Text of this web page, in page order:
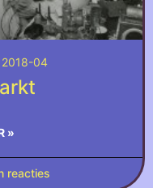
2018-04
»
reacties